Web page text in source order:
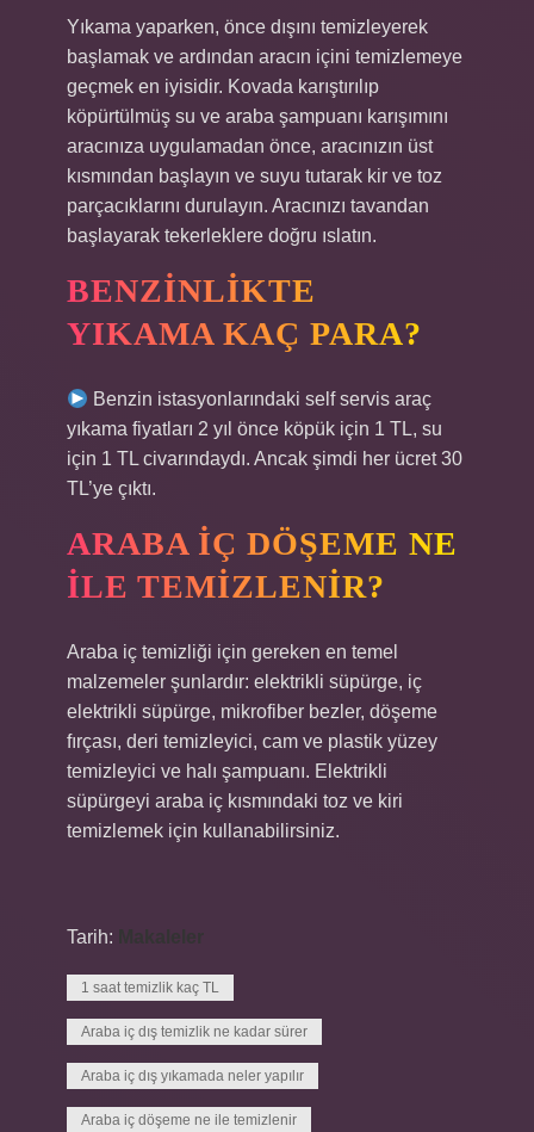
Yıkama yaparken, önce dışını temizleyerek
başlamak ve ardından aracın içini temizlemeye
geçmek en iyisidir. Kovada karıştırılıp
köpürtülmüş su ve araba şampuanı karışımını
aracınıza uygulamadan önce, aracınızın üst
kısmından başlayın ve suyu tutarak kir ve toz
parçacıklarını durulayın. Aracınızı tavandan
başlayarak tekerleklere doğru ıslatın.
BENZINLIKTE
YIKAMA KAÇ PARA?
Benzin istasyonlarındaki self servis araç
yıkama fiyatları 2 yıl önce köpük için 1 TL, su
için 1 TL civarındaydı. Ancak şimdi her ücret 30
TL’ye çıktı.
ARABA IÇ DÖŞEME NE
ILE TEMIZLENIR?
Araba iç temizliği için gereken en temel
malzemeler şunlardır: elektrikli süpürge, iç
elektrikli süpürge, mikrofiber bezler, döşeme
fırçası, deri temizleyici, cam ve plastik yüzey
temizleyici ve halı şampuanı. Elektrikli
süpürgeyi araba iç kısmındaki toz ve kiri
temizlemek için kullanabilirsiniz.
Tarih:
1 saat temizlik kaç TL
Araba iç dış temizlik ne kadar sürer
Araba iç dış yıkamada neler yapılır
Araba iç döşeme ne ile temizlenir